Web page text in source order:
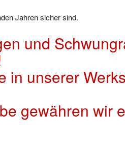
Jahren sicher sind.
und
in unserer
gewähren wir